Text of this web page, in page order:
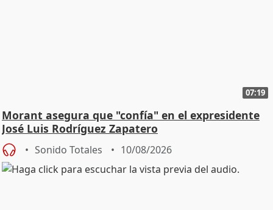
07:19
Morant asegura que "confía" en el expresidente
José Luis Rodríguez Zapatero
Sonido Totales 10/08/2026